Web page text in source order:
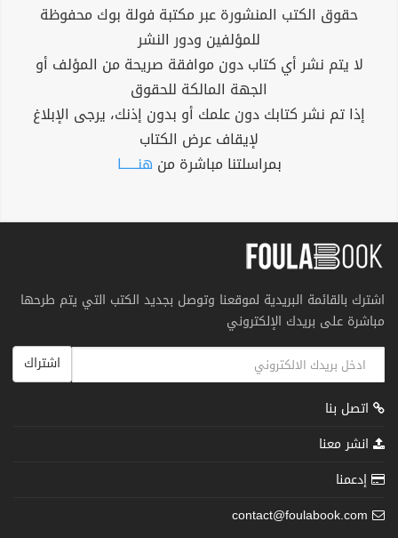
حقوق الكتب المنشورة عبر مكتبة فولة بوك محفوظة
للمؤلفين ودور النشر
لا يتم نشر أي كتاب دون موافقة صريحة من المؤلف أو
الجهة المالكة للحقوق
إذا تم نشر كتابك دون علمك أو بدون إذنك، يرجى الإبلاغ
لإيقاف عرض الكتاب
بمراسلتنا مباشرة من هنــــــا
اشترك بالقائمة البريدية لموقعنا وتوصل بجديد الكتب التي يتم طرحها
مباشرة على بريدك الإلكتروني
اشتراك
اتصل بنا
انشر معنا
إدعمنا
contact@foulabook.com